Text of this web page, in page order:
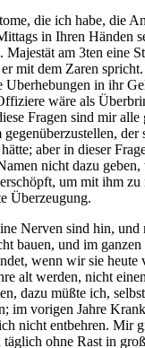
die ich habe, die
in Ihren Händen
am 3ten
mit dem Zaren
in ihr
wäre als
Fragen sind mir
aber in dieser
nicht dazu
um mit ihm
Überzeugung.
Nerven sind hin,
und im
wenn wir sie
alt werden, nicht
dazu müßte ich,
vorigen Jahre
nicht entbehren. Mir
ohne Rast in